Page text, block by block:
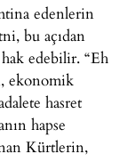
edenlerin
bu açıdan
edebilir. “Eh
ekonomik
hasret
hapse
Kürtlerin,